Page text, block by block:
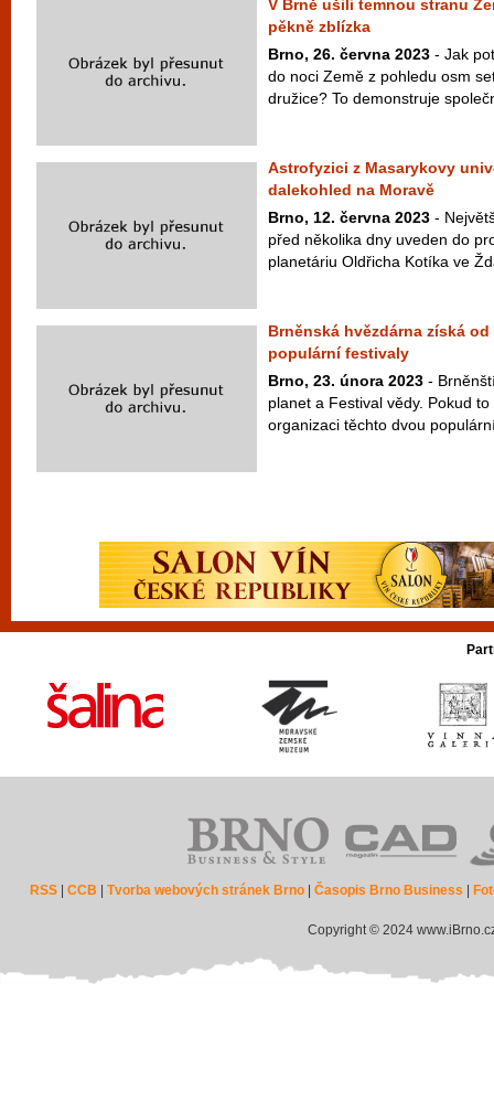
V Brně ušili temnou stranu
pěkně zblízka
Brno, 26. června 2023 - Jak
do noci Země z pohledu osm
družice? To demonstruje
Astrofyzici z Masarykovy
dalekohled na Moravě
Brno, 12. června 2023 -
před několika dny uveden do
planetáriu Oldřicha Kotíka ve
Brněnská hvězdárna získá
populární festivaly
Brno, 23. února 2023 -
planet a Festival vědy. Pokud
organizaci těchto dvou
RSS |CCB |Tvorba webových stránek Brno |Časopis Brno Business
Copyright © 2024